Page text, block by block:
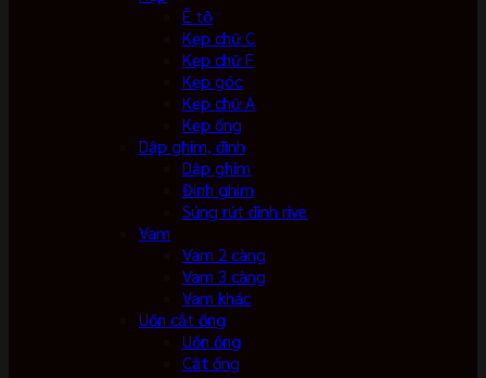
Ê tô
Kẹp chữ C
Kẹp chữ F
Kẹp góc
Kẹp chữ A
Kẹp ống
Dập ghim, đinh
Dập ghim
Đinh ghim
Súng rút đinh rive
Vam
Vam 2 càng
Vam 3 càng
Vam khác
Uốn cắt ống
Uốn ống
Cắt ống